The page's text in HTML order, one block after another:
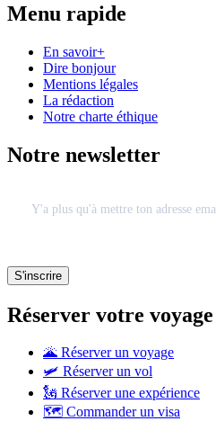
Menu rapide
En savoir+
Dire bonjour
Mentions légales
La rédaction
Notre charte éthique
Notre newsletter
Réserver votre voyage
🌋 Réserver un voyage
🛩 Réserver un vol
🗽 Réserver une expérience
🗺 Commander un visa